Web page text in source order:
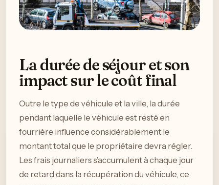
La durée de séjour et son
impact sur le coût final
Outre le type de véhicule et la ville, la durée
pendant laquelle le véhicule est resté en
fourrière influence considérablement le
montant total que le propriétaire devra régler.
Les frais journaliers s’accumulent à chaque jour
de retard dans la récupération du véhicule, ce